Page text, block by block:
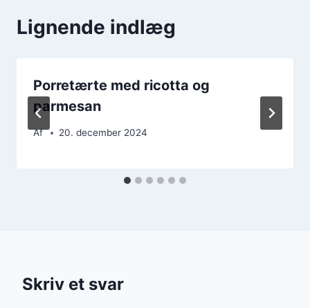
Lignende indlæg
Porretærte med ricotta og
parmesan
Af 20. december 2024
Skriv et svar